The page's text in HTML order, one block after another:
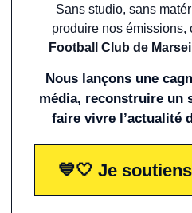
Sans studio, sans
produire nos émissions,
Football Club de
Nous lançons une
média, reconstruire un
faire vivre l’actualité
💙🤍 Je